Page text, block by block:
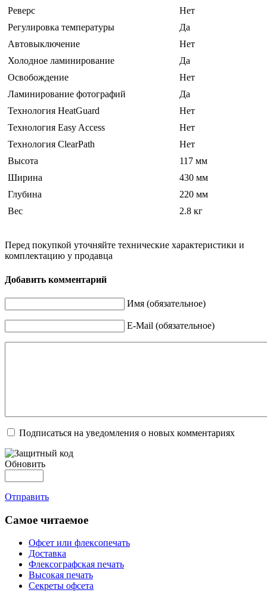
Реверс
Нет
Регулировка температуры
Да
Автовыключение
Нет
Холодное ламинирование
Да
Освобождение
Нет
Ламинирование фотографий
Да
Технология HeatGuard
Нет
Технология Easy Access
Нет
Технология ClearPath
Нет
Высота
117 мм
Ширина
430 мм
Глубина
220 мм
Вес
2.8 кг
Перед покупкой уточняйте технические характеристики и
комплектацию у продавца
Добавить комментарий
Имя (обязательное)
E-Mail (обязательное)
Подписаться на уведомления о новых комментариях
Обновить
Отправить
Самое читаемое
Офсет или флексопечать
Доставка
Флексографская печать
Высокая печать
Секреты офсета